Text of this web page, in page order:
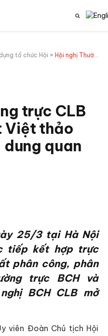
tổ chức Hội » Hội nghị Thường trực CLB Sao Vàng đất Việt thảo luận nhiều nội dung quan trọng
trực CLB
Việt thảo
dung quan
25/3 tại Hà Nội
tiếp kết hợp trực
phân công, phân
trực BCH và
BCH CLB mở
viên Đoàn Chủ tịch Hội